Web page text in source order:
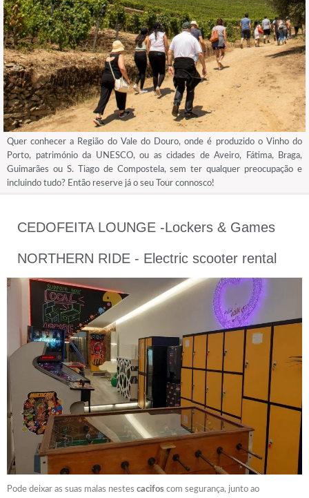
Quer conhecer a Região do Vale do Douro, onde é produzido o Vinho do
Porto, património da UNESCO, ou as cidades de Aveiro, Fátima, Braga,
Guimarães ou S. Tiago de Compostela, sem ter qualquer preocupação e
incluindo tudo? Então reserve já o seu Tour connosco!
CEDOFEITA LOUNGE -Lockers & Games
NORTHERN RIDE - Electric scooter rental
Pode deixar as suas malas nestes cacifos com segurança, junto ao